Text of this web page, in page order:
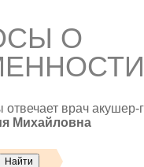
О
врач акушер-
Михайловна